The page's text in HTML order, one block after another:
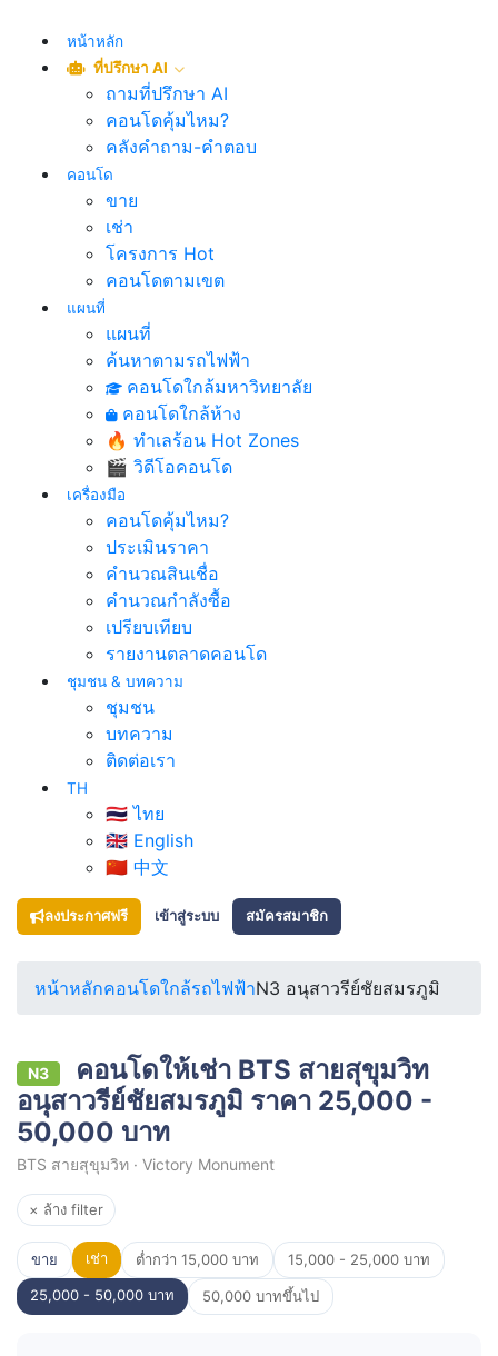
หน้าหลัก
ที่ปรึกษา AI
ถามที่ปรึกษา AI
คอนโดคุ้มไหม?
คลังคำถาม-คำตอบ
คอนโด
ขาย
เช่า
โครงการ Hot
คอนโดตามเขต
แผนที่
แผนที่
ค้นหาตามรถไฟฟ้า
คอนโดใกล้มหาวิทยาลัย
คอนโดใกล้ห้าง
🔥 ทำเลร้อน Hot Zones
🎬 วิดีโอคอนโด
เครื่องมือ
คอนโดคุ้มไหม?
ประเมินราคา
คำนวณสินเชื่อ
คำนวณกำลังซื้อ
เปรียบเทียบ
รายงานตลาดคอนโด
ชุมชน & บทความ
ชุมชน
บทความ
ติดต่อเรา
TH
🇹🇭 ไทย
🇬🇧 English
🇨🇳 中文
ลงประกาศฟรี เข้าสู่ระบบ สมัครสมาชิก
หน้าหลักคอนโดใกล้รถไฟฟ้าN3 อนุสาวรีย์ชัยสมรภูมิ
N3
คอนโดให้เช่า BTS สายสุขุมวิท
อนุสาวรีย์ชัยสมรภูมิ ราคา 25,000 -
50,000 บาท
BTS สายสุขุมวิท · Victory Monument
× ล้าง filter
ขาย เช่า ต่ำกว่า 15,000 บาท
15,000 - 25,000 บาท
25,000 - 50,000 บาท
50,000 บาทขึ้นไป